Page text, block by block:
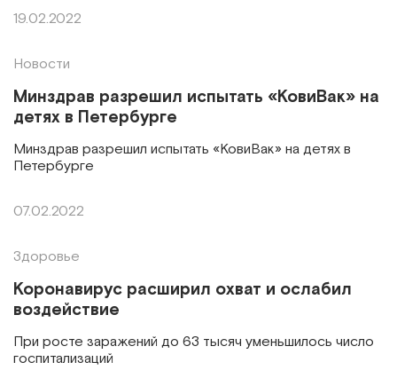
19.02.2022
Новости
Минздрав разрешил испытать «КовиВак» на
детях в Петербурге
Минздрав разрешил испытать «КовиВак» на детях в
Петербурге
07.02.2022
Здоровье
Коронавирус расширил охват и ослабил
воздействие
При росте заражений до 63 тысяч уменьшилось число
госпитализаций